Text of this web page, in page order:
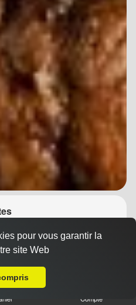
Compte
pour vous garantir la
site Web